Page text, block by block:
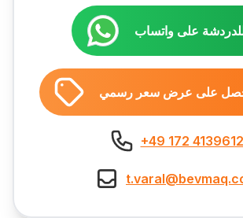
على واتساب
على عرض سعر رسمي
+49 172 4139612